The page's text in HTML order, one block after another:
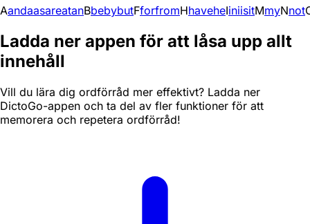
AandaasareatanBbebybutFforfromHhaveheIiniisitMmyNnot
Ladda ner appen för att låsa upp allt
innehåll
Vill du lära dig ordförråd mer effektivt? Ladda ner
DictoGo-appen och ta del av fler funktioner för att
memorera och repetera ordförråd!